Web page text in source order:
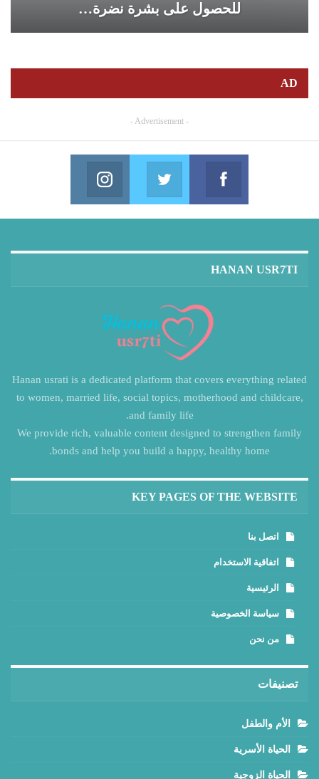
للحصول على بشرة نضرة…
AD
- Advertisement -
Facebook
Join us on Facebook
Twitter
Join us on Twitter
HANAN USR7TI
Hanan usrati is a dedicated platform that covers everything related
to women, married life, social topics, motherhood and childcare,
and family life.
We provide rich, valuable content designed to strengthen family
bonds and help you build a happy, healthy home.
KEY PAGES OF THE WEBSITE
اتصل بنا
اتفاقية الاستخدام
الرئيسية
سياسة الخصوصية
من نحن
تصنيفات
الأم والطفل
الحياة الأسرية
الحياة الزوجية